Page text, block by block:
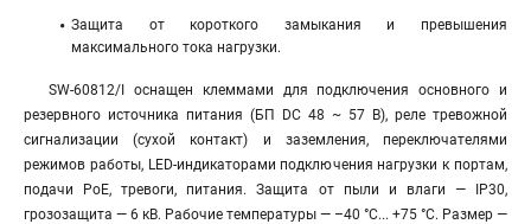
Защита от короткого замыкания и превышения
максимального тока нагрузки.
SW-60812/I оснащен клеммами для подключения основного и
резервного источника питания (БП DC 48 ~ 57 В), реле тревожной
сигнализации (сухой контакт) и заземления, переключателями
режимов работы, LED-индикаторами подключения нагрузки к портам,
подачи PoE, тревоги, питания. Защита от пыли и влаги — IP30,
грозозащита — 6 кВ. Рабочие температуры — –40 °C... +75 °C. Размер —